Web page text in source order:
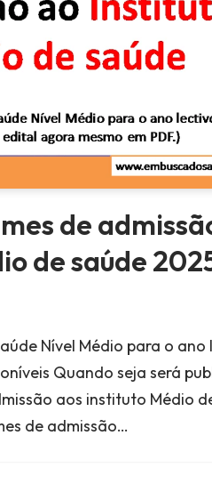
de
de saúde
Nível Médio para o
Quando seja será
aos instituto Médio
de admissão…